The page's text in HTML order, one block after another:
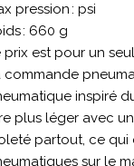
pression : psi
: 660 g
prix est pour un
commande
inspiré
plus léger avec
partout, ce qui
sur le